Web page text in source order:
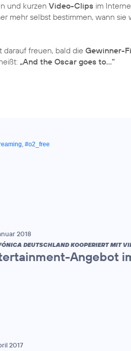
und kurzen Video-Clips im
mehr selbst bestimmen, wann
freuen, bald die Gewinner-
„And the Oscar goes to…“
, #o2_free
2018
DEUTSCHLAND KOOPERIERT MIT
Angebot
2017